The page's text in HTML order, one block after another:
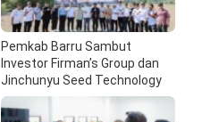
Pemkab Barru Sambut
Investor Firman’s Group dan
Jinchunyu Seed Technology